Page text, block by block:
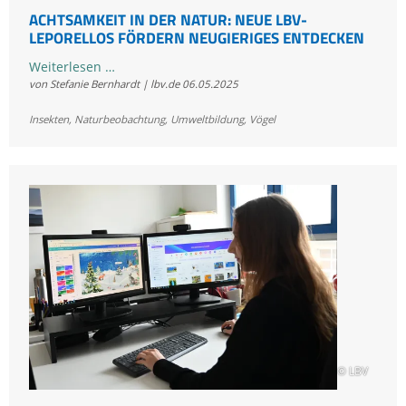
ACHTSAMKEIT IN DER NATUR: NEUE LBV-
LEPORELLOS FÖRDERN NEUGIERIGES ENTDECKEN
Weiterlesen …Achtsamkeit
in
fördern
neugieriges
Entdecken
von Stefanie Bernhardt | lbv.de 06.05.2025
Insekten, Naturbeobachtung, Umweltbildung, Vögel
© LBV